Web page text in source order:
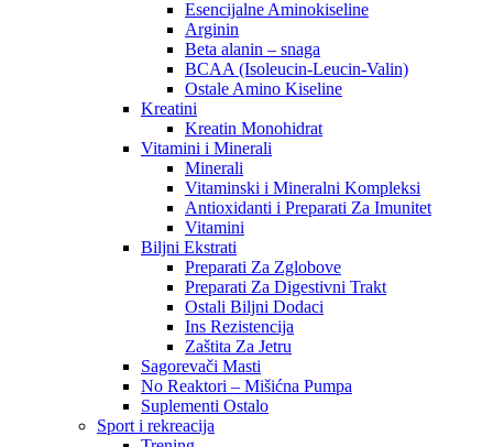
Esencijalne Aminokiseline
Arginin
Beta alanin – snaga
BCAA (Isoleucin-Leucin-Valin)
Ostale Amino Kiseline
Kreatini
Kreatin Monohidrat
Vitamini i Minerali
Minerali
Vitaminski i Mineralni Kompleksi
Antioxidanti i Preparati Za Imunitet
Vitamini
Biljni Ekstrati
Preparati Za Zglobove
Preparati Za Digestivni Trakt
Ostali Biljni Dodaci
Ins Rezistencija
Zaštita Za Jetru
Sagorevači Masti
No Reaktori – Mišićna Pumpa
Suplementi Ostalo
Sport i rekreacija